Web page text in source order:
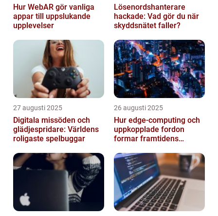
Hur WebAR gör vanliga
appar till uppslukande
upplevelser
Lösenordshanterare
hackade: Vad gör du när
skyddsnätet faller?
27 augusti 2025
Digitala missöden och
glädjespridare: Världens
roligaste spelbuggar
26 augusti 2025
Hur edge‑computing och
uppkopplade fordon
formar framtidens